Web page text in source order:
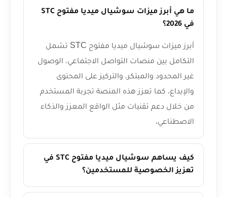
ما هي أبرز ميزات سوشيال ميديا مفتوح STC
في 2026؟
أبرز ميزات سوشيال ميديا مفتوح STC تشمل
التكامل بين منصات التواصل الاجتماعي، الوصول
غير المحدود والمبتكر، والتركيز على المحتوى
والإبداع. كما تعزز هذه المنصة تجربة المستخدم
من خلال دعم تقنيات مثل الواقع المعزز والذكاء
الاصطناعي.
كيف يساهم سوشيال ميديا مفتوح STC في
تعزيز الخصوصية للمستخدمين؟